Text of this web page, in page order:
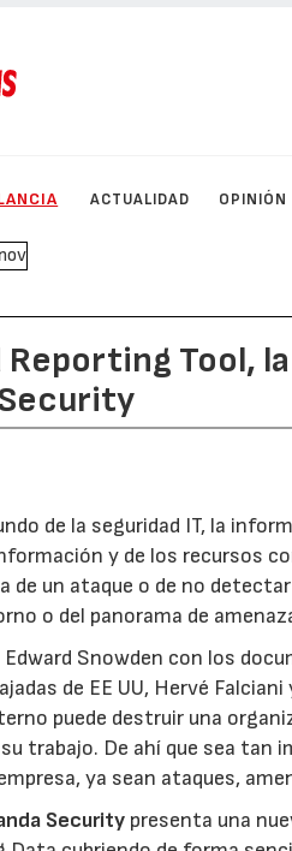
ACTUALIDAD OPINIÓN
Reporting Tool,
de la seguridad IT, la
y de los recursos
de un ataque o de no
o del panorama de
Snowden con los
de EE UU, Hervé
puede destruir una
trabajo. De ahí que sea
ya sean ataques,
Security presenta una